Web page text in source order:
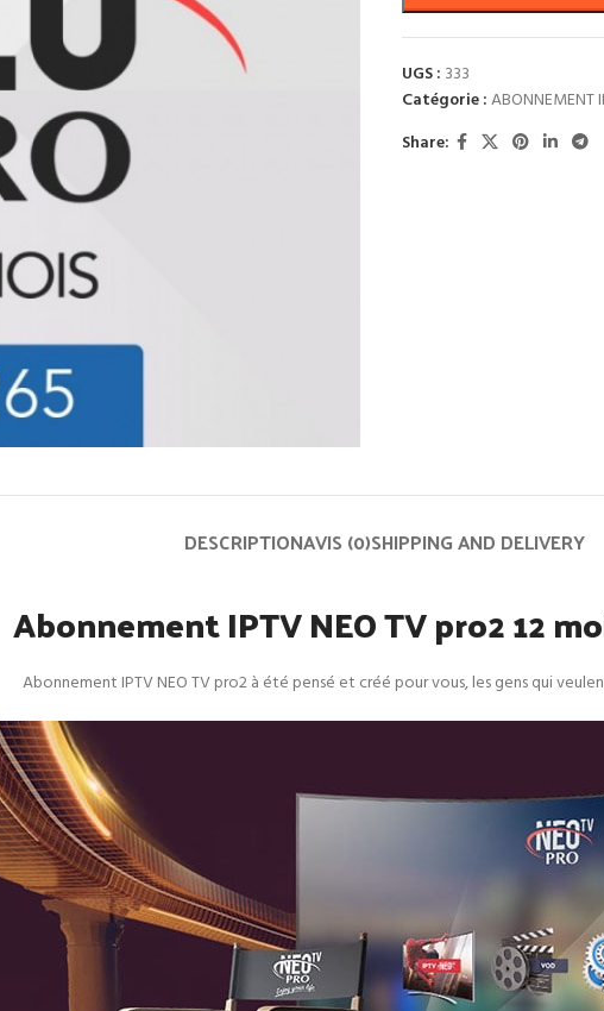
UGS : 333
Catégorie :ABONNEMENT
Share:
DESCRIPTIONAVIS (0)SHIPPING AND DELIVERY
Abonnement IPTV NEO TV pro2 12
Abonnement IPTV NEO TV pro2 à été pensé et créé pour vous, les gens qui